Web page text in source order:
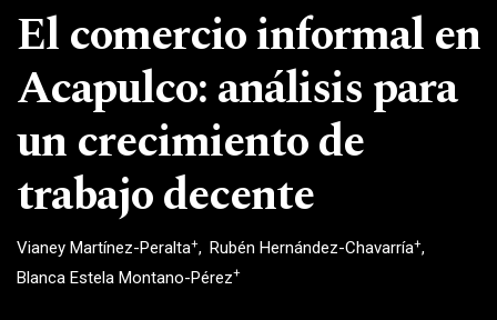
El comercio informal en
Acapulco: análisis para
un crecimiento de
trabajo decente
Vianey Martínez-Peralta+ Rubén Hernández-Chavarría+
Blanca Estela Montano-Pérez+